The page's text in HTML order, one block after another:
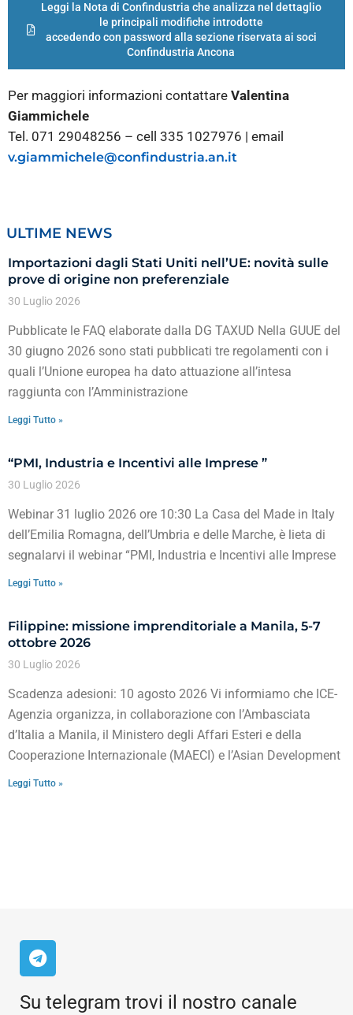
Leggi la Nota di Confindustria che analizza nel dettaglio
le principali modifiche introdotte
accedendo con password alla sezione riservata ai soci
Confindustria Ancona
Per maggiori informazioni contattare Valentina
Giammichele
Tel. 071 29048256 – cell 335 1027976 | email
v.giammichele@confindustria.an.it
ULTIME NEWS
Importazioni dagli Stati Uniti nell’UE: novità sulle
prove di origine non preferenziale
30 Luglio 2026
Pubblicate le FAQ elaborate dalla DG TAXUD Nella GUUE del
30 giugno 2026 sono stati pubblicati tre regolamenti con i
quali l’Unione europea ha dato attuazione all’intesa
raggiunta con l’Amministrazione
Leggi Tutto »
“PMI, Industria e Incentivi alle Imprese ”
30 Luglio 2026
Webinar 31 luglio 2026 ore 10:30 La Casa del Made in Italy
dell’Emilia Romagna, dell’Umbria e delle Marche, è lieta di
segnalarvi il webinar “PMI, Industria e Incentivi alle Imprese
Leggi Tutto »
Filippine: missione imprenditoriale a Manila, 5-7
ottobre 2026
30 Luglio 2026
Scadenza adesioni: 10 agosto 2026 Vi informiamo che ICE-
Agenzia organizza, in collaborazione con l’Ambasciata
d’Italia a Manila, il Ministero degli Affari Esteri e della
Cooperazione Internazionale (MAECI) e l’Asian Development
Leggi Tutto »
Su telegram trovi il nostro canale